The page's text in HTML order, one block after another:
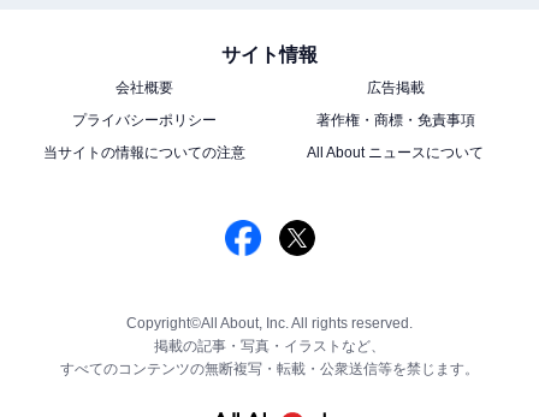
サイト情報
会社概要
広告掲載
プライバシーポリシー
著作権・商標・免責事項
当サイトの情報についての注意
All About ニュースについて
Copyright©All About, Inc. All rights reserved.
掲載の記事・写真・イラストなど、
すべてのコンテンツの無断複写・転載・公衆送信等を禁じます。